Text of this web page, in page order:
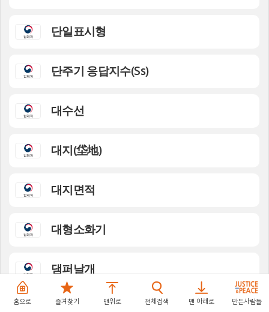
단일표시형
단주기 응답지수(Ss)
대수선
대지(垈地)
대지면적
대형소화기
댐퍼날개
덕트(duct)
홈으로 즐겨찾기 맨위로 전체검색 맨 아래로 만든사람들